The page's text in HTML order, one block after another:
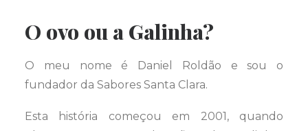
O ovo ou a Galinha?
O meu nome é Daniel Roldão e sou o
fundador da Sabores Santa Clara.
Esta história começou em 2001, quando